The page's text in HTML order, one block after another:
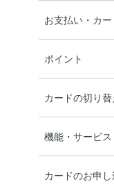
お支払い・カ
ポイント
カードの切り
機能・サービス
カードのお申し